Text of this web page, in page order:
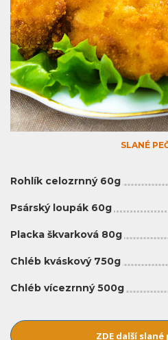
SLANÉ
Rohlík celozrnný 60g
Psárský loupák 60g
Placka škvarková 80g
Chléb kváskový 750g
Chléb vícezrnný 500g
ZDE další slané